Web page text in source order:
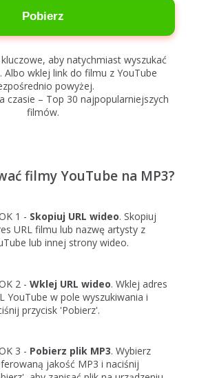
Pobierz
aby natychmiast wyszukać
Albo wklej link do filmu z YouTube
powyżej.
czasie – Top 30 najpopularniejszych
filmów.
filmy YouTube na MP3?
1 - Skopiuj URL wideo. Skopiuj
URL filmu lub nazwę artysty z
lub innej strony wideo.
2 - Wklej URL wideo. Wklej adres
YouTube w pole wyszukiwania i
przycisk 'Pobierz'.
3 - Pobierz plik MP3. Wybierz
jakość MP3 i naciśnij